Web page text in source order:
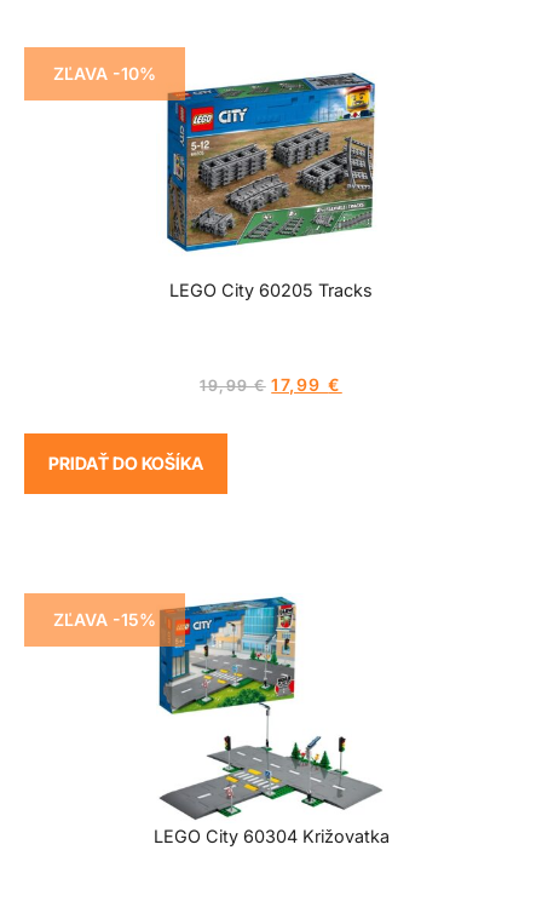
ZĽAVA -10%
LEGO City 60205 Tracks
19,99€ 17,99€
PRIDAŤ DO KOŠÍKA
ZĽAVA -15%
LEGO City 60304 Križovatka